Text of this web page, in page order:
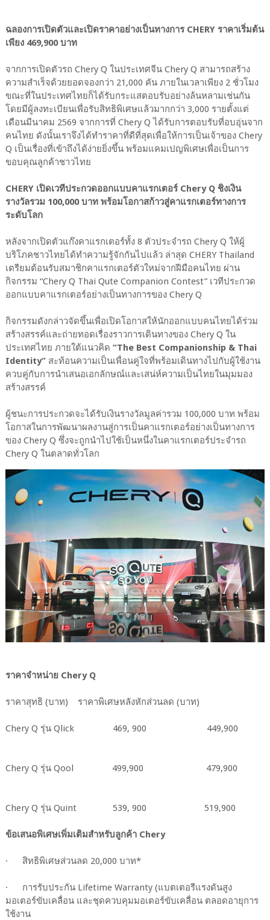
ฉลองการเปิดตัวและเปิดราคาอย่างเป็นทางการ CHERY ราคาเริ่มต้น
เพียง 469,900 บาท
จากการเปิดตัวรถ Chery Q ในประเทศจีน Chery Q สามารถสร้าง
ความสำเร็จด้วยยอดจองกว่า 21,000 คัน ภายในเวลาเพียง 2 ชั่วโมง
ขณะที่ในประเทศไทยก็ได้รับกระแสตอบรับอย่างล้นหลามเช่นกัน
โดยมีผู้ลงทะเบียนเพื่อรับสิทธิพิเศษแล้วมากกว่า 3,000 รายตั้งแต่
เดือนมีนาคม 2569 จากการที่ Chery Q ได้รับการตอบรับที่อบอุ่นจาก
คนไทย ดังนั้นเราจึงได้ทำราคาที่ดีที่สุดเพื่อให้การเป็นเจ้าของ Chery
Q เป็นเรื่องที่เข้าถึงได้ง่ายยิ่งขึ้น พร้อมแคมเปญพิเศษเพื่อเป็นการ
ขอบคุณลูกค้าชาวไทย
CHERY เปิดเวทีประกวดออกแบบคาแรกเตอร์ Chery Q ชิงเงิน
รางวัลรวม 100,000 บาท พร้อมโอกาสก้าวสู่คาแรกเตอร์ทางการ
ระดับโลก
หลังจากเปิดตัวแก๊งคาแรกเตอร์ทั้ง 8 ตัวประจำรถ Chery Q ให้ผู้
บริโภคชาวไทยได้ทำความรู้จักกันไปแล้ว ล่าสุด CHERY Thailand
เตรียมต้อนรับสมาชิกคาแรกเตอร์ตัวใหม่จากฝีมือคนไทย ผ่าน
กิจกรรม “Chery Q Thai Qute Companion Contest” เวทีประกวด
ออกแบบคาแรกเตอร์อย่างเป็นทางการของ Chery Q
กิจกรรมดังกล่าวจัดขึ้นเพื่อเปิดโอกาสให้นักออกแบบคนไทยได้ร่วม
สร้างสรรค์และถ่ายทอดเรื่องราวการเดินทางของ Chery Q ใน
ประเทศไทย ภายใต้แนวคิด “The Best Companionship & Thai
Identity”สะท้อนความเป็นเพื่อนคู่ใจที่พร้อมเดินทางไปกับผู้ใช้งาน
ควบคู่กับการนำเสนอเอกลักษณ์และเสน่ห์ความเป็นไทยในมุมมอง
สร้างสรรค์
ผู้ชนะการประกวดจะได้รับเงินรางวัลมูลค่ารวม 100,000 บาท พร้อม
โอกาสในการพัฒนาผลงานสู่การเป็นคาแรกเตอร์อย่างเป็นทางการ
ของ Chery Q ซึ่งจะถูกนำไปใช้เป็นหนึ่งในคาแรกเตอร์ประจำรถ
Chery Q ในตลาดทั่วโลก
ราคาจำหน่าย Chery Q
ราคาสุทธิ (บาท) ราคาพิเศษหลังหักส่วนลด (บาท)
Chery Q รุ่น Qlick 469, 900 449,900
Chery Q รุ่น Qool 499,900 479,900
Chery Q รุ่น Quint 539, 900 519,900
ข้อเสนอพิเศษเพิ่มเติมสำหรับลูกค้า Chery
· สิทธิพิเศษส่วนลด 20,000 บาท*
· การรับประกัน Lifetime Warranty (แบตเตอรีแรงดันสูง
มอเตอร์ขับเคลื่อน และชุดควบคุมมอเตอร์ขับเคลื่อน ตลอดอายุการ
ใช้งาน